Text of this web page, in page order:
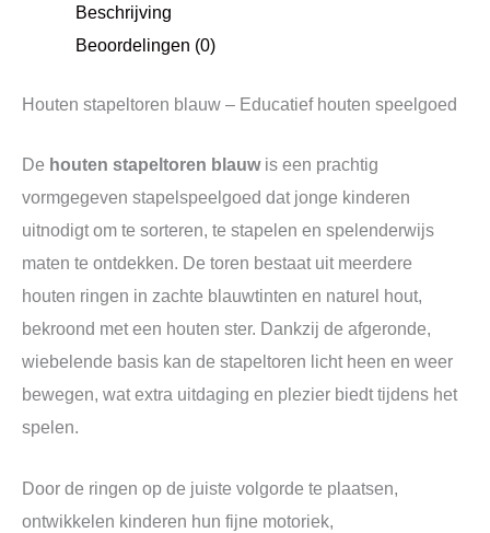
Beschrijving
Beoordelingen (0)
Houten stapeltoren blauw – Educatief houten speelgoed
De houten stapeltoren blauwis een prachtig
vormgegeven stapelspeelgoed dat jonge kinderen
uitnodigt om te sorteren, te stapelen en spelenderwijs
maten te ontdekken. De toren bestaat uit meerdere
houten ringen in zachte blauwtinten en naturel hout,
bekroond met een houten ster. Dankzij de afgeronde,
wiebelende basis kan de stapeltoren licht heen en weer
bewegen, wat extra uitdaging en plezier biedt tijdens het
spelen.
Door de ringen op de juiste volgorde te plaatsen,
ontwikkelen kinderen hun fijne motoriek,